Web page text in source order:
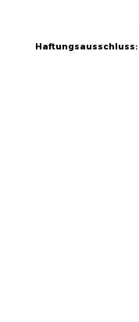
Haftungsausschluss: